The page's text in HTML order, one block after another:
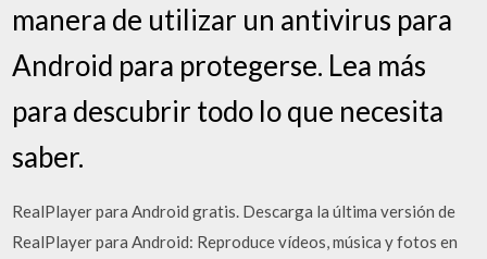
manera de utilizar un antivirus para
Android para protegerse. Lea más
para descubrir todo lo que necesita
saber.
RealPlayer para Android gratis. Descarga la última versión de
RealPlayer para Android: Reproduce vídeos, música y fotos en